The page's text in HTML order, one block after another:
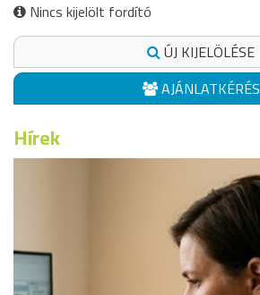
Nincs kijelölt fordító
ÚJ KIJELÖLÉSE
AJÁNLATKÉRÉS
Hírek